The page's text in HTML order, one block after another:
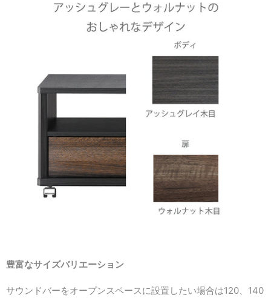
豊富なサイズバリエーション
サウンドバーをオープンスペースに設置したい場合は120、140